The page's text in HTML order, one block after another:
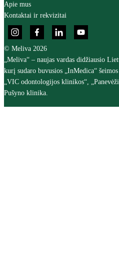
Apie mus
Kontaktai ir rekvizitai
© Meliva 2026
„Meliva“ – naujas vardas didžiausio
kurį sudaro buvusios „InMedica“
„VIC odontologijos klinikos“,
Pušyno klinika.